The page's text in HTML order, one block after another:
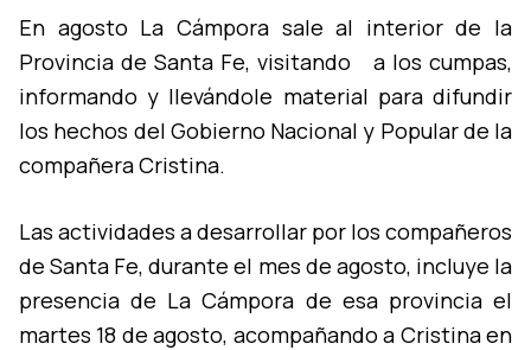
En agosto La Cámpora sale al interior de la
Provincia de Santa Fe, visitando a los cumpas,
informando y llevándole material para difundir
los hechos del Gobierno Nacional y Popular de la
compañera Cristina.
Las actividades a desarrollar por los compañeros
de Santa Fe, durante el mes de agosto, incluye la
presencia de La Cámpora de esa provincia el
martes 18 de agosto, acompañando a Cristina en